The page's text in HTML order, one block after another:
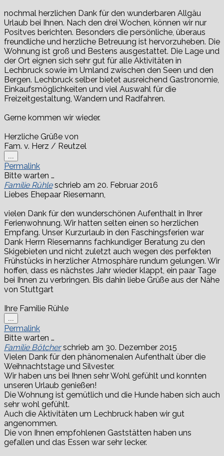
nochmal herzlichen Dank für den wunderbaren Allgäu
Urlaub bei Ihnen. Nach den drei Wochen, können wir nur
Positves berichten. Besonders die persönliche, überaus
freundliche und herzliche Betreuung ist hervorzuheben. Die
Wohnung ist groß und Bestens ausgestattet. Die Lage und
der Ort eignen sich sehr gut für alle Aktivitäten in
Lechbruck sowie im Umland zwischen den Seen und den
Bergen. Lechbruck selber bietet ausreichend Gastronomie,
Einkaufsmöglichkeiten und viel Auswahl für die
Freizeitgestaltung, Wandern und Radfahren.
Gerne kommen wir wieder.
Herzliche Grüße von
Fam. v. Herz / Reutzel
...
Metabox
ein-/ausblenden.
Permalink
Bitte warten …
Familie Rühle schrieb am 20. Februar 2016
Liebes Ehepaar Riesemann,
vielen Dank für den wunderschönen Aufenthalt in Ihrer
Ferienwohnung. Wir hatten selten einen so herzlichen
Empfang. Unser Kurzurlaub in den Faschingsferien war
Dank Herrn Riesemanns fachkundiger Beratung zu den
Skigebieten und nicht zuletzt auch wegen des perfekten
Frühstücks in herzlicher Atmosphäre rundum gelungen. Wir
hoffen, dass es nächstes Jahr wieder klappt, ein paar Tage
bei Ihnen zu verbringen. Bis dahin liebe Grüße aus der Nähe
von Stuttgart
Ihre Familie Rühle
...
Metabox
ein-/ausblenden.
Permalink
Bitte warten …
Familie Bötcher schrieb am 30. Dezember 2015
Vielen Dank für den phänomenalen Aufenthalt über die
Weihnachtstage und Silvester.
Wir haben uns bei Ihnen sehr Wohl gefühlt und konnten
unseren Urlaub genießen!
Die Wohnung ist gemütlich und die Hunde haben sich auch
sehr wohl gefühlt.
Auch die Aktivitäten um Lechbruck haben wir gut
angenommen.
Die von Ihnen empfohlenen Gaststätten haben uns
gefallen und das Essen war sehr lecker.